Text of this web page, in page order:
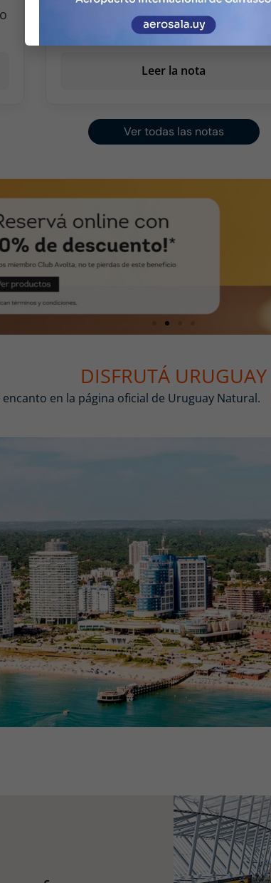
Punta del Este refuerza conexiones
con Brasil y Argentina
Leer la nota
Ver todas las notas
DISFRUTÁ URUGUAY
en la página oficial de Uruguay Natural.